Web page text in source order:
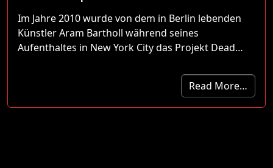
Im Jahre 2010 wurde von dem in Berlin lebenden
Künstler Aram Bartholl während seines
Aufenthaltes in New York City das Projekt Dead…
Read More…